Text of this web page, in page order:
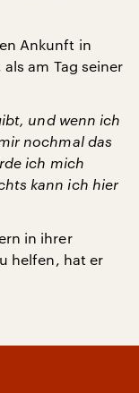
Ankunft in
am Tag seiner
und wenn ich
nochmal das
ich mich
kann ich hier
in ihrer
helfen, hat er